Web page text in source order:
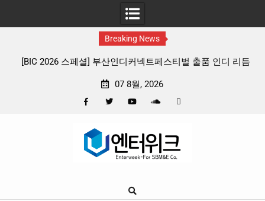
Breaking News
[BIC 2026 스페셜] 부산인디커넥트페스티벌 출품 인디 리듬
판타
07 8월, 2026
Google